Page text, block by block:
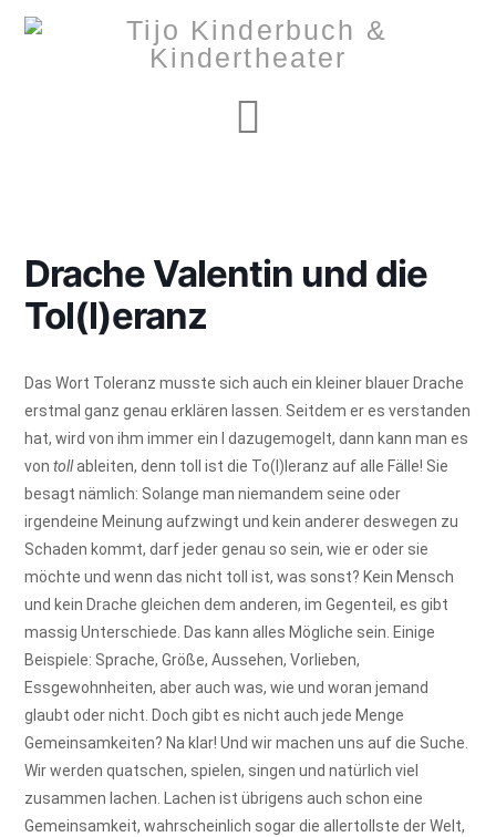
Drache Valentin und die
Tol(l)eranz
Das Wort Toleranz musste sich auch ein kleiner blauer Drache
erstmal ganz genau erklären lassen. Seitdem er es verstanden
hat, wird von ihm immer ein l dazugemogelt, dann kann man es
vontollableiten, denn toll ist die To(l)leranz auf alle Fälle! Sie
besagt nämlich: Solange man niemandem seine oder
irgendeine Meinung aufzwingt und kein anderer deswegen zu
Schaden kommt, darf jeder genau so sein, wie er oder sie
möchte und wenn das nicht toll ist, was sonst? Kein Mensch
und kein Drache gleichen dem anderen, im Gegenteil, es gibt
massig Unterschiede. Das kann alles Mögliche sein. Einige
Beispiele: Sprache, Größe, Aussehen, Vorlieben,
Essgewohnheiten, aber auch was, wie und woran jemand
glaubt oder nicht. Doch gibt es nicht auch jede Menge
Gemeinsamkeiten? Na klar! Und wir machen uns auf die Suche.
Wir werden quatschen, spielen, singen und natürlich viel
zusammen lachen. Lachen ist übrigens auch schon eine
Gemeinsamkeit, wahrscheinlich sogar die allertollste der Welt,